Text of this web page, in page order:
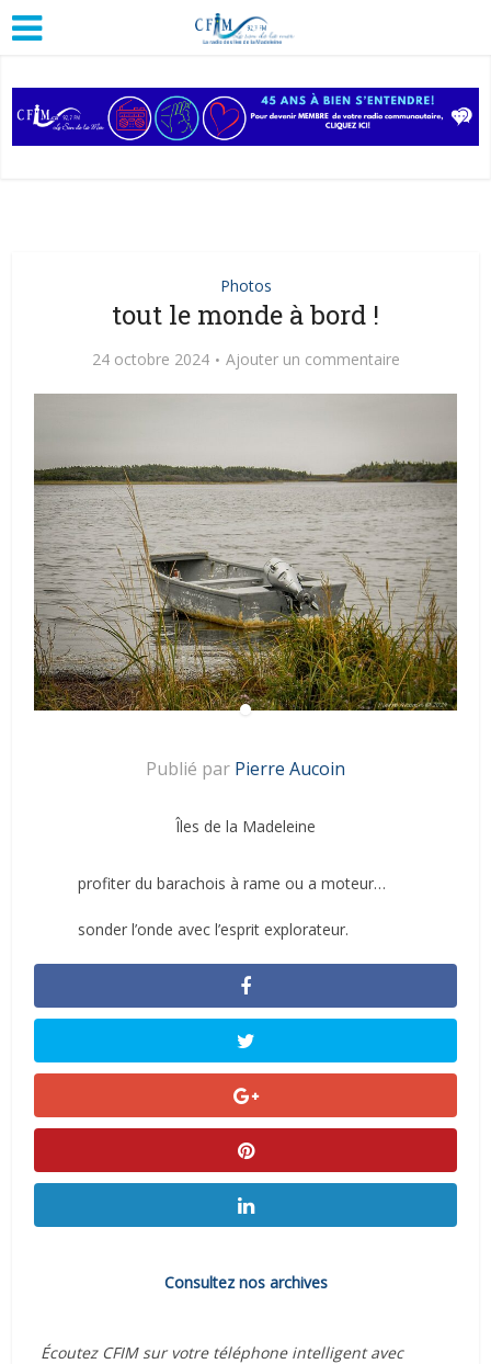
Photos
tout le monde à bord !
24 octobre 2024 Ajouter un commentaire
Publié par Pierre Aucoin
Îles de la Madeleine
profiter du barachois à rame ou a moteur…
sonder l’onde avec l’esprit explorateur.
Consultez nos archives
Écoutez CFIM sur votre téléphone intelligent avec